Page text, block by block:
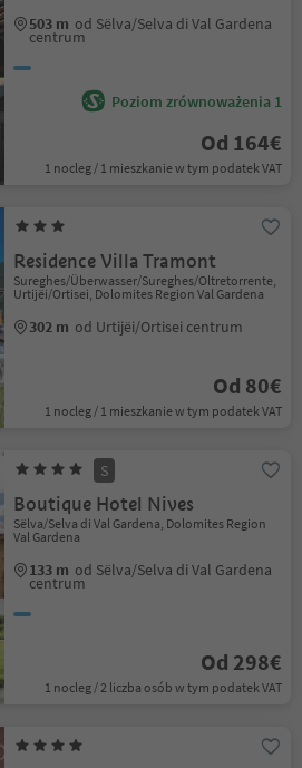
503 m od Sëlva/Selva di Val Gardena
centrum
Poziom zrównoważenia 1
Od 164€
1 nocleg / 1 mieszkanie w tym podatek VAT
Residence Villa Tramont
Sureghes/Überwasser/Sureghes/Oltretorrente,
Urtijëi/Ortisei, Dolomites Region Val Gardena
302 m od Urtijëi/Ortisei centrum
Od 80€
1 nocleg / 1 mieszkanie w tym podatek VAT
S
Boutique Hotel Nives
Sëlva/Selva di Val Gardena, Dolomites Region
Val Gardena
133 m od Sëlva/Selva di Val Gardena
centrum
Od 298€
1 nocleg / 2 liczba osób w tym podatek VAT